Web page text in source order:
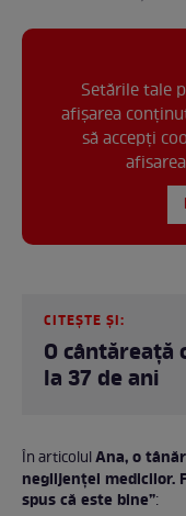
Setările tale
afișarea
să accepți
CITEȘTE ȘI:
O
la 37 de ani
În articolulAna, o
neglijenței medicilor.
spus că este bine”: